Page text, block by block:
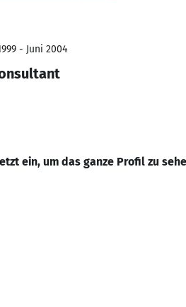
- Juni 2004
ein, um das ganze Profil zu